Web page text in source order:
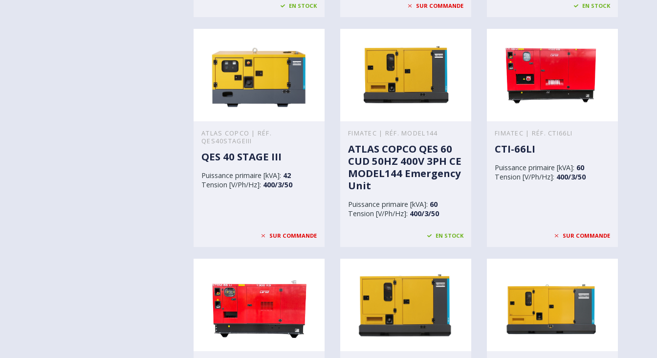
EN STOCK SUR COMMANDE EN STOCK
ATLAS COPCO | RÉF.
QES40STAGEIII
QES 40 STAGE III
Puissance primaire [kVA]: 42
Tension [V/Ph/Hz]: 400/3/50
SUR COMMANDE
FIMATEC | RÉF. MODEL144
ATLAS COPCO QES 60
CUD 50HZ 400V 3PH CE
MODEL144 Emergency
Unit
Puissance primaire [kVA]: 60
Tension [V/Ph/Hz]: 400/3/50
EN STOCK
FIMATEC | RÉF. CTI66LI
CTI-66LI
Puissance primaire [kVA]: 60
Tension [V/Ph/Hz]: 400/3/50
SUR COMMANDE